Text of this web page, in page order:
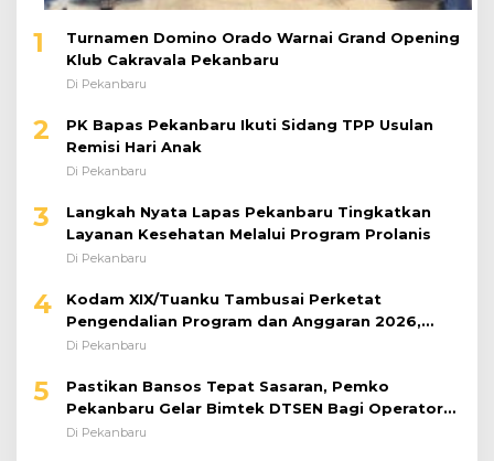
1
Turnamen Domino Orado Warnai Grand Opening
Klub Cakravala Pekanbaru
Di Pekanbaru
2
PK Bapas Pekanbaru Ikuti Sidang TPP Usulan
Remisi Hari Anak
Di Pekanbaru
3
Langkah Nyata Lapas Pekanbaru Tingkatkan
Layanan Kesehatan Melalui Program Prolanis
Di Pekanbaru
4
Kodam XIX/Tuanku Tambusai Perketat
Pengendalian Program dan Anggaran 2026,
Pastikan Kinerja Tepat Sasaran
Di Pekanbaru
5
Pastikan Bansos Tepat Sasaran, Pemko
Pekanbaru Gelar Bimtek DTSEN Bagi Operator
Puskessos
Di Pekanbaru